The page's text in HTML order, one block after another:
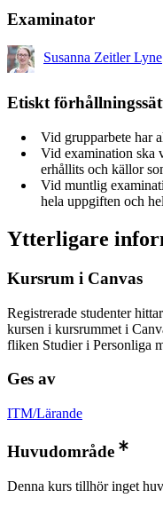
Examinator
Susanna Zeitler Lyne
Etiskt
Vid grupparbete har
Vid examination ska
erhållits och källor
Vid muntlig
hela uppgiften och
Ytterligare
Kursrum i Canvas
Registrerade studenter
kursen i kursrummet i
fliken Studier i Personliga
Ges av
ITM/Lärande
Huvudområde
Denna kurs tillhör inget